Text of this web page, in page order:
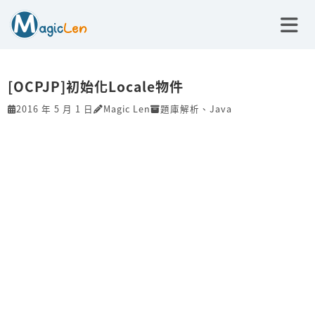
[OCPJP]初始化Locale物件
2016 年 5 月 1 日 Magic Len 題庫解析 、 Java